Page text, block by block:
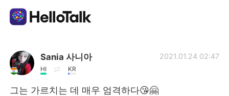
Language Exchange App
AI Grammar Checker
Sania 사니아
HI KR
2021.01.24 02:47
그는 가르치는 데 매우 엄격하다😘🤗